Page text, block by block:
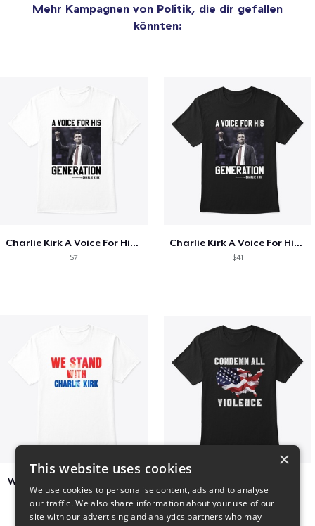
Mehr Kampagnen von Politik, die dir gefallen
könnten:
Charlie Kirk A Voice For His Generation
$7
Charlie Kirk A Voice For His Generation
$41
We Stand With Charlie Kirk
×
This website uses cookies
We use cookies to personalise content, ads and to analyse
our traffic. We also share information about your use of our
site with our advertising and analytics partners who may